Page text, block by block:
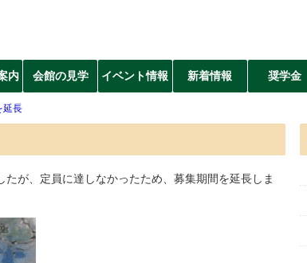
内 会館の見学 イベント情報 新着情報 奨学金
延長
が、定員に達しなかったため、募集期間を延長しま